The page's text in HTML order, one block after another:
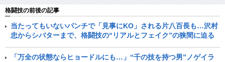
格闘技の前後の記事
当たってもいないパンチで「見事にKO」される片八百長も…沢村
忠からシバターまで、格闘技の“リアルとフェイク”の狭間に迫る
「万全の状態ならヒョードルにも…」“千の技を持つ男”ノゲイラ